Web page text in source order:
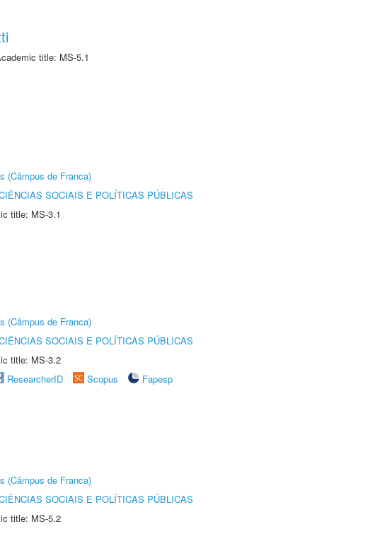
title: MS-5.1
(Câmpus de Franca)
SOCIAIS E POLÍTICAS PÚBLICAS
title: MS-3.1
(Câmpus de Franca)
SOCIAIS E POLÍTICAS PÚBLICAS
title: MS-3.2
ResearcherID Scopus
Fapesp
(Câmpus de Franca)
SOCIAIS E POLÍTICAS PÚBLICAS
title: MS-5.2